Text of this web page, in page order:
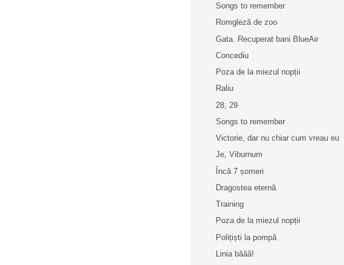
Songs to remember
Romgleză de zoo
Gata. Recuperat bani BlueAir
Concediu
Poza de la miezul nopții
Raliu
28, 29
Songs to remember
Victorie, dar nu chiar cum vreau eu
Je, Viburnum
Încă 7 șomeri
Dragostea eternă
Training
Poza de la miezul nopții
Polițiști la pompă
Linia băăă!